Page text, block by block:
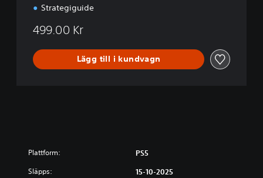
Strategiguide
499.00 Kr
Lägg till i kundvagn
Plattform: PS5
Släpps: 15-10-2025